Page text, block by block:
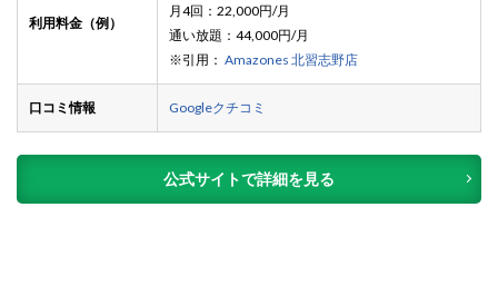
利用料金（例）
月4回：22,000円/月
通い放題：44,000円/月
※引用： Amazones 北習志野店
口コミ情報 Googleクチコミ
公式サイトで詳細を見る